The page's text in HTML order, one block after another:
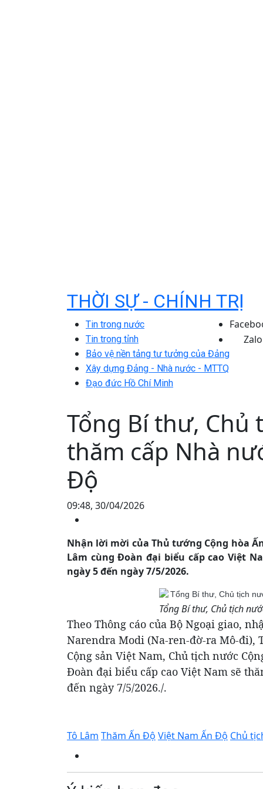
THỜI SỰ - CHÍNH TRỊ
Tin trong nước
Tin trong tỉnh
Bảo vệ nền tảng tư tưởng của Đảng
Xây dựng Đảng - Nhà nước - MTTQ
Đạo đức Hồ Chí Minh
Zalo
Tổng Bí thư, Chủ
thăm cấp Nhà
Độ
09:48, 30/04/2026
Nhận lời mời của Thủ tướng Cộng hòa
Lâm cùng Đoàn đại biểu cấp cao Việt
ngày 5 đến ngày 7/5/2026.
Tổng Bí thư, Chủ tịch
Theo Thông cáo của Bộ Ngoại giao,
Narendra Modi (Na-ren-đờ-ra Mô-đi),
Cộng sản Việt Nam, Chủ tịch nước
Đoàn đại biểu cấp cao Việt Nam sẽ
đến ngày 7/5/2026./.
Tô Lâm Thăm Ấn Độ Việt Nam Ấn Độ Chủ